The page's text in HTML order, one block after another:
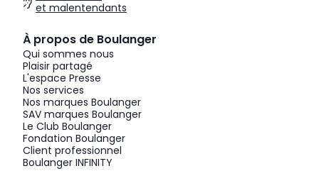
et malentendants
À propos de Boulanger
Qui sommes nous
Plaisir partagé
L'espace Presse
Nos services
Nos marques Boulanger
SAV marques Boulanger
Le Club Boulanger
Fondation Boulanger
Client professionnel
Boulanger INFINITY